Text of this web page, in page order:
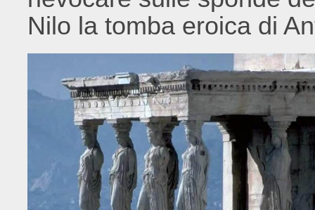
Nilo la tomba eroica di